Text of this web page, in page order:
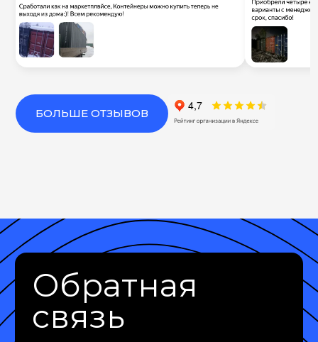
БОЛЬШЕ ОТЗЫВОВ
Обратная
связь